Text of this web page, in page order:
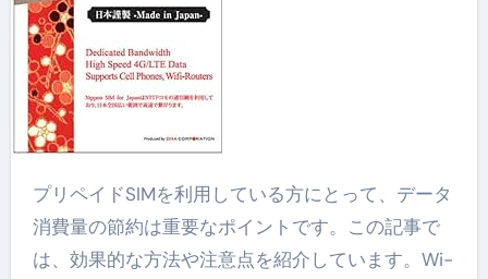
プリペイドSIMを利用している方にとって、データ
消費量の節約は重要なポイントです。この記事で
は、効果的な方法や注意点を紹介しています。Wi-